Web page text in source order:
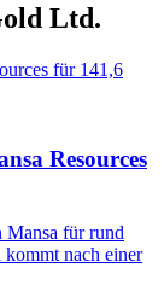
Ltd.
Resources
Mansa für rund
nach einer